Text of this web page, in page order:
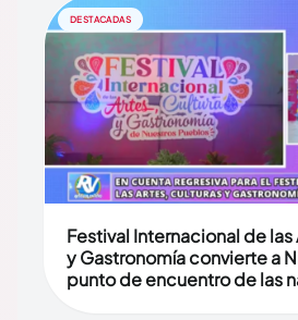
DESTACADAS
Festival Internacional de las
y Gastronomía convierte a
punto de encuentro de las